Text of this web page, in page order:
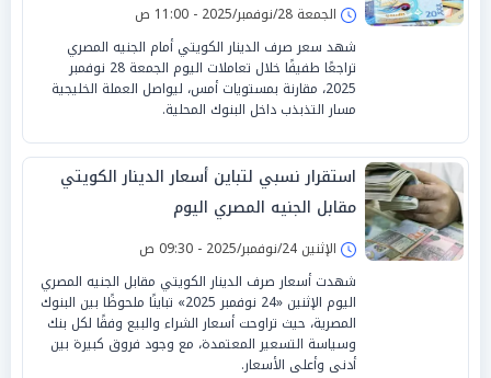
الجمعة 28/نوفمبر/2025 - 11:00 ص
شهد سعر صرف الدينار الكويتي أمام الجنيه المصري
تراجعًا طفيفًا خلال تعاملات اليوم الجمعة 28 نوفمبر
2025، مقارنة بمستويات أمس، ليواصل العملة الخليجية
مسار التذبذب داخل البنوك المحلية.
استقرار نسبي لتباين أسعار الدينار الكويتي
مقابل الجنيه المصري اليوم
الإثنين 24/نوفمبر/2025 - 09:30 ص
شهدت أسعار صرف الدينار الكويتي مقابل الجنيه المصري
اليوم الإثنين «24 نوفمبر 2025» تباينًا ملحوظًا بين البنوك
المصرية، حيث تراوحت أسعار الشراء والبيع وفقًا لكل بنك
وسياسة التسعير المعتمدة، مع وجود فروق كبيرة بين
أدنى وأعلى الأسعار.